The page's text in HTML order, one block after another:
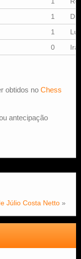
1
1
0
obtidos no Chess
antecipação
Júlio Costa Netto »